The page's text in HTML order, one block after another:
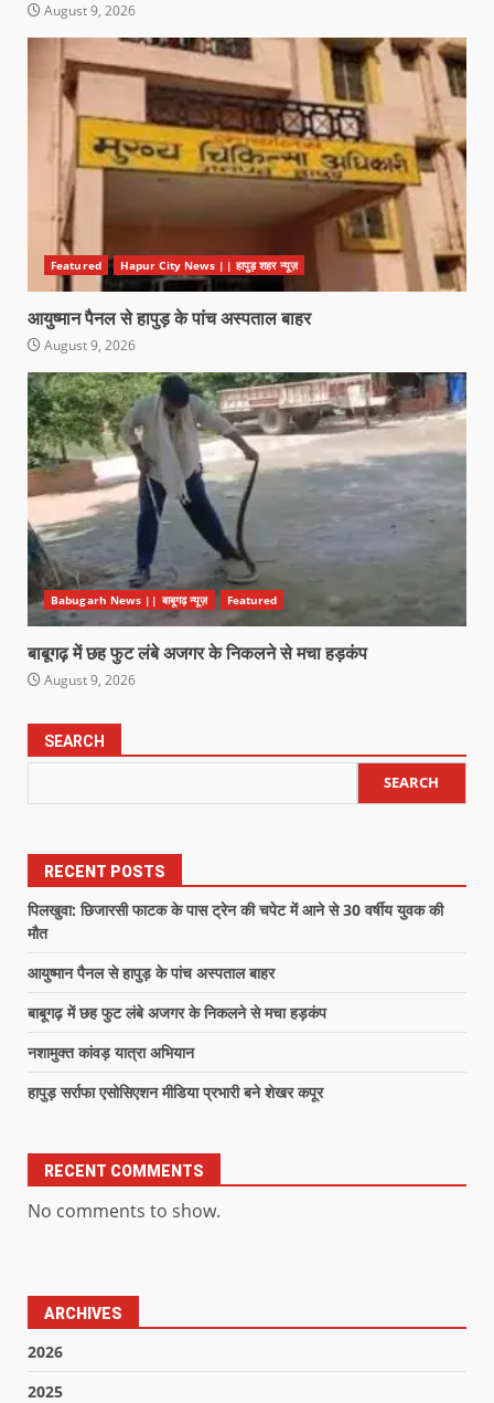
August 9, 2026
Featured Hapur City News || हापुड़ शहर न्यूज़
आयुष्मान पैनल से हापुड़ के पांच अस्पताल बाहर
August 9, 2026
Babugarh News || बाबूगढ़ न्यूज़ Featured
बाबूगढ़ में छह फुट लंबे अजगर के निकलने से मचा हड़कंप
August 9, 2026
SEARCH
SEARCH
RECENT POSTS
पिलखुवा: छिजारसी फाटक के पास ट्रेन की चपेट में आने से 30 वर्षीय युवक की
मौत
आयुष्मान पैनल से हापुड़ के पांच अस्पताल बाहर
बाबूगढ़ में छह फुट लंबे अजगर के निकलने से मचा हड़कंप
नशामुक्त कांवड़ यात्रा अभियान
हापुड़ सर्राफा एसोसिएशन मीडिया प्रभारी बने शेखर कपूर
RECENT COMMENTS
No comments to show.
ARCHIVES
2026
2025